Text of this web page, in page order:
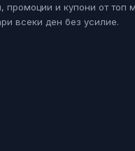
промоции и купони от топ
всеки ден без усилие.